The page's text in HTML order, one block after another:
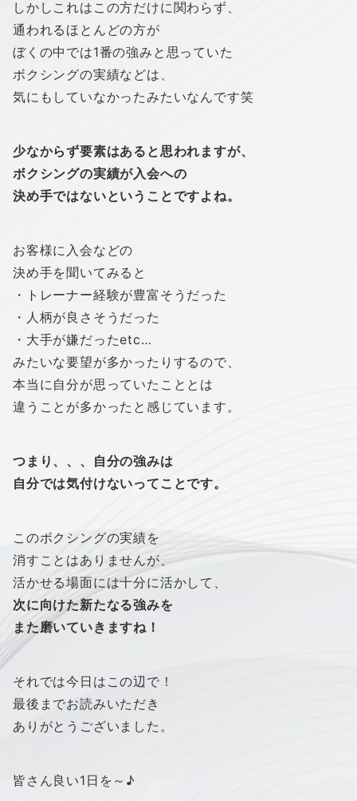
しかしこれはこの方だけに関わらず、
通われるほとんどの方が
ぼくの中では1番の強みと思っていた
ボクシングの実績などは、
気にもしていなかったみたいなんです笑
少なからず要素はあると思われますが、
ボクシングの実績が入会への
決め手ではないということですよね。
お客様に入会などの
決め手を聞いてみると
・トレーナー経験が豊富そうだった
・人柄が良さそうだった
・大手が嫌だったetc…
みたいな要望が多かったりするので、
本当に自分が思っていたこととは
違うことが多かったと感じています。
つまり、、、自分の強みは
自分では気付けないってことです。
このボクシングの実績を
消すことはありませんが、
活かせる場面には十分に活かして、
次に向けた新たなる強みを
また磨いていきますね！
それでは今日はこの辺で！
最後までお読みいただき
ありがとうございました。
皆さん良い1日を～♪